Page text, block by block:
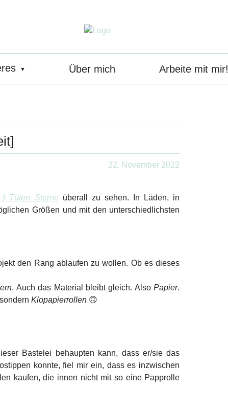
Über mich Arbeite mit mir!
22. November 2022
) Tüten Sterne überall zu sehen. In Läden, in
Größen und mit den unterschiedlichsten
den Rang ablaufen zu wollen. Ob es dieses
. Auch das Material bleibt gleich. AlsoPapier.
Klopapierrollen 🙃
Bastelei behaupten kann, dass er/sie das
konnte, fiel mir ein, dass es inzwischen
kaufen, die innen nicht mit so eine Papprolle